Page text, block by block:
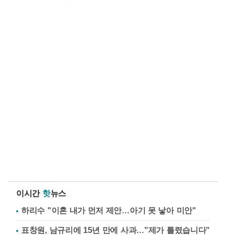
이시간 핫뉴스
하리수 "이혼 내가 먼저 제안…아기 못 낳아 미안"
표창원, 남규리에 15년 만에 사과…"제가 틀렸습니다"